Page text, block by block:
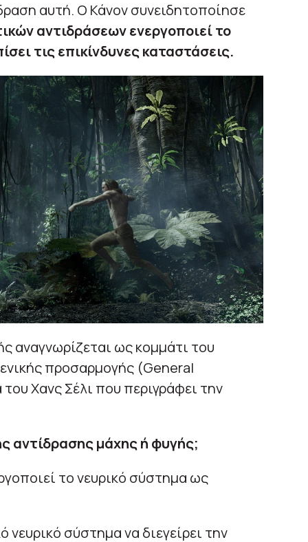
αυτή. Ο Κάνον συνειδητοποίησε
αντιδράσεων ενεργοποιεί το
τις επικίνδυνες καταστάσεις.
αναγνωρίζεται ως κομμάτι του
προσαρμογής (General
Χανς Σέλι που περιγράφει την
αντίδρασης μάχης ή φυγής;
το νευρικό σύστημα ως
σύστημα να διεγείρει την